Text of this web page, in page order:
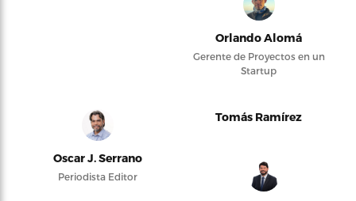
Orlando Alomá
Gerente de Proyectos en un
Startup
Oscar J. Serrano
Periodista Editor
Tomás Ramírez